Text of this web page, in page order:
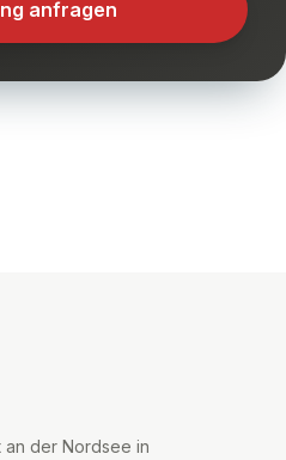
anfragen
der Nordsee in